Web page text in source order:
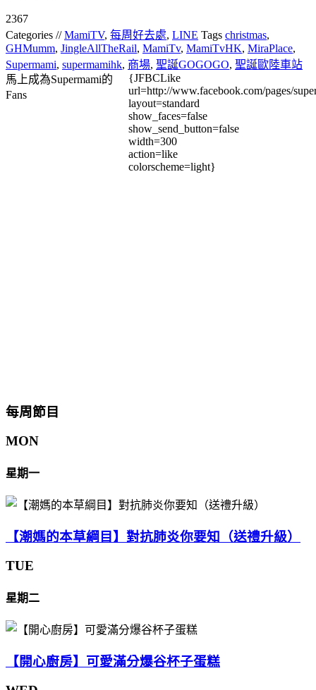
2367
Categories //MamiTV, 每周好去處, LINE Tags christmas,
GHMumm, JingleAllTheRail, MamiTv, MamiTvHK, MiraPlace,
Supermami, supermamihk, 商場, 聖誕GOGOGO, 聖誕歐陸車站
馬上成為Supermami的
Fans
{JFBCLike
url=http://www.facebook.com/pages/
layout=standard
show_faces=false
show_send_button=false
width=300
action=like
colorscheme=light}
每周節目
MON
星期一
【潮媽的本草綱目】對抗肺炎你要知（送禮升級）
TUE
星期二
【開心廚房】可愛滿分爆谷杯子蛋糕